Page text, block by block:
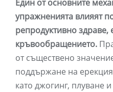
Един от основните
упражненията влияят
репродуктивно
кръвообращението.
от съществено
поддържане на
като джогинг, плуване